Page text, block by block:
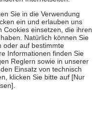
Familie zu unterstützen,
18. Lebensjahr
die von der